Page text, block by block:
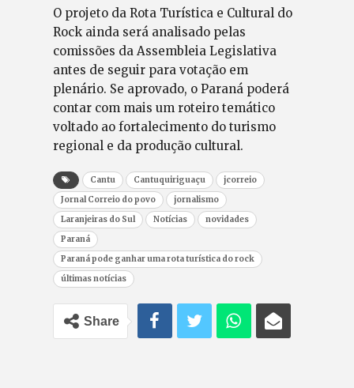
O projeto da Rota Turística e Cultural do
Rock ainda será analisado pelas
comissões da Assembleia Legislativa
antes de seguir para votação em
plenário. Se aprovado, o Paraná poderá
contar com mais um roteiro temático
voltado ao fortalecimento do turismo
regional e da produção cultural.
Cantu Cantuquiriguaçu
jcorreio
Jornal Correio do povo
jornalismo
Laranjeiras do Sul
Notícias
novidades
Paraná
Paraná pode ganhar uma rota turística do rock
últimas notícias
Share